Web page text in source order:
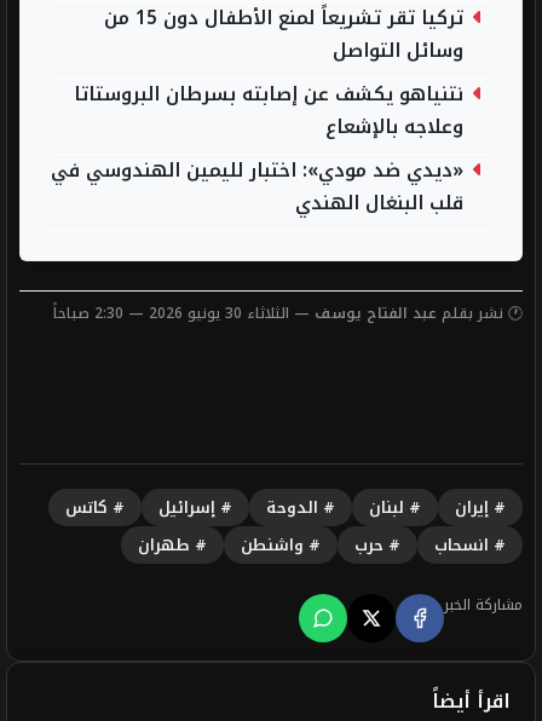
تركيا تقر تشريعاً لمنع الأطفال دون 15 من
وسائل التواصل
نتنياهو يكشف عن إصابته بسرطان البروستاتا
وعلاجه بالإشعاع
«ديدي ضد مودي»: اختبار لليمين الهندوسي في
قلب البنغال الهندي
🕐 نشر بقلم عبد الفتاح يوسف — الثلاثاء 30 يونيو 2026 — 2:30 صباحاً
# إيران # لبنان # الدوحة # إسرائيل
# كاتس
# انسحاب
# حرب # واشنطن # طهران
مشاركة الخبر
اقرأ أيضاً